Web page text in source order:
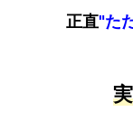
正直"た